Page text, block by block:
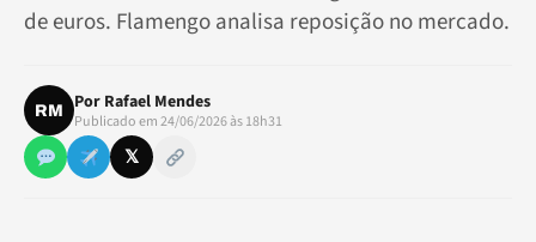
de euros. Flamengo analisa reposição no mercado.
RM Por Rafael Mendes
Publicado em 24/06/2026 às 18h31
𝕏